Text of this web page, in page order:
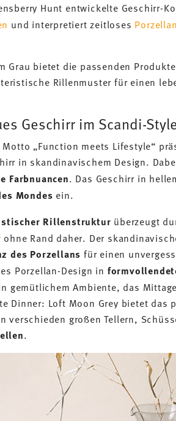
Hunt entwickelte Geschirr-
und interpretiert zeitloses
Grau bietet die passenden
Rillenmuster für einen
Geschirr im Scandi-
„Function meets Lifestyle“
in skandinavischem Design.
Farbnuancen. Das Geschirr in
Mondes ein.
Rillenstruktur überzeugt
ohne Rand daher. Der
des Porzellans für einen
Porzellan-Design in
gemütlichem Ambiente, das
Dinner: Loft Moon Grey bietet das
großen Tellern,
.